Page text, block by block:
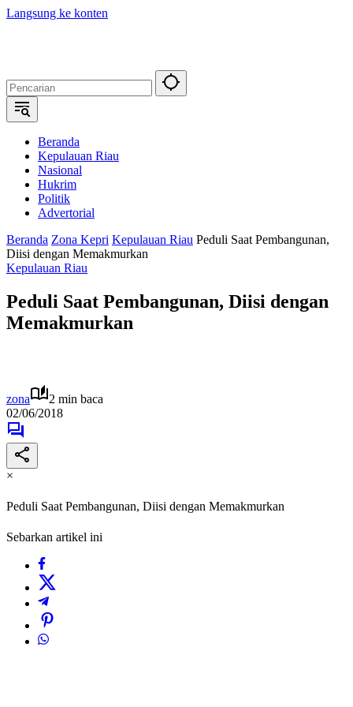
Langsung ke konten
Beranda
Kepulauan Riau
Nasional
Hukrim
Politik
Advertorial
Beranda Zona Kepri Kepulauan Riau Peduli Saat Pembangunan,
Diisi dengan Memakmurkan
Kepulauan Riau
Peduli Saat Pembangunan, Diisi dengan
Memakmurkan
zona
2 min baca
02/06/2018
×
Peduli Saat Pembangunan, Diisi dengan Memakmurkan
Sebarkan artikel ini